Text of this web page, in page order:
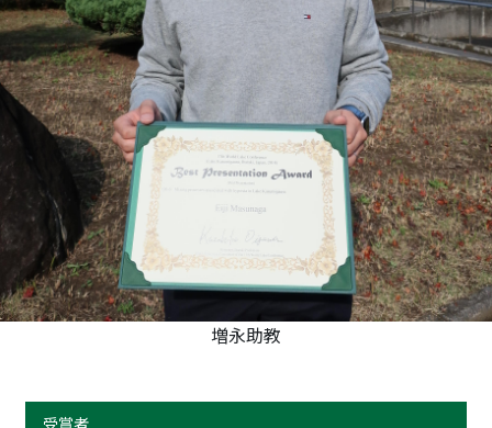
増永助教
受賞者